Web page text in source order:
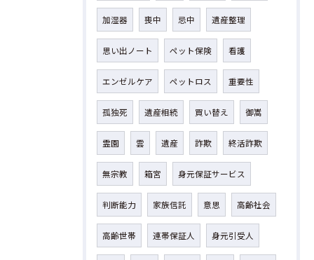
加湿器 喪中 忌中 遺産整理
思い出ノート ペット保険 看護
エンゼルケア ペットロス 重要性
孤独死 遺産相続 買い替え 御嵩
霊園 雲 遺産 詐欺 終活詐欺
無宗教 箱宮 身元保証サービス
判断能力 家族信託 意思 高齢社会
高齢世帯 連帯保証人 身元引受人